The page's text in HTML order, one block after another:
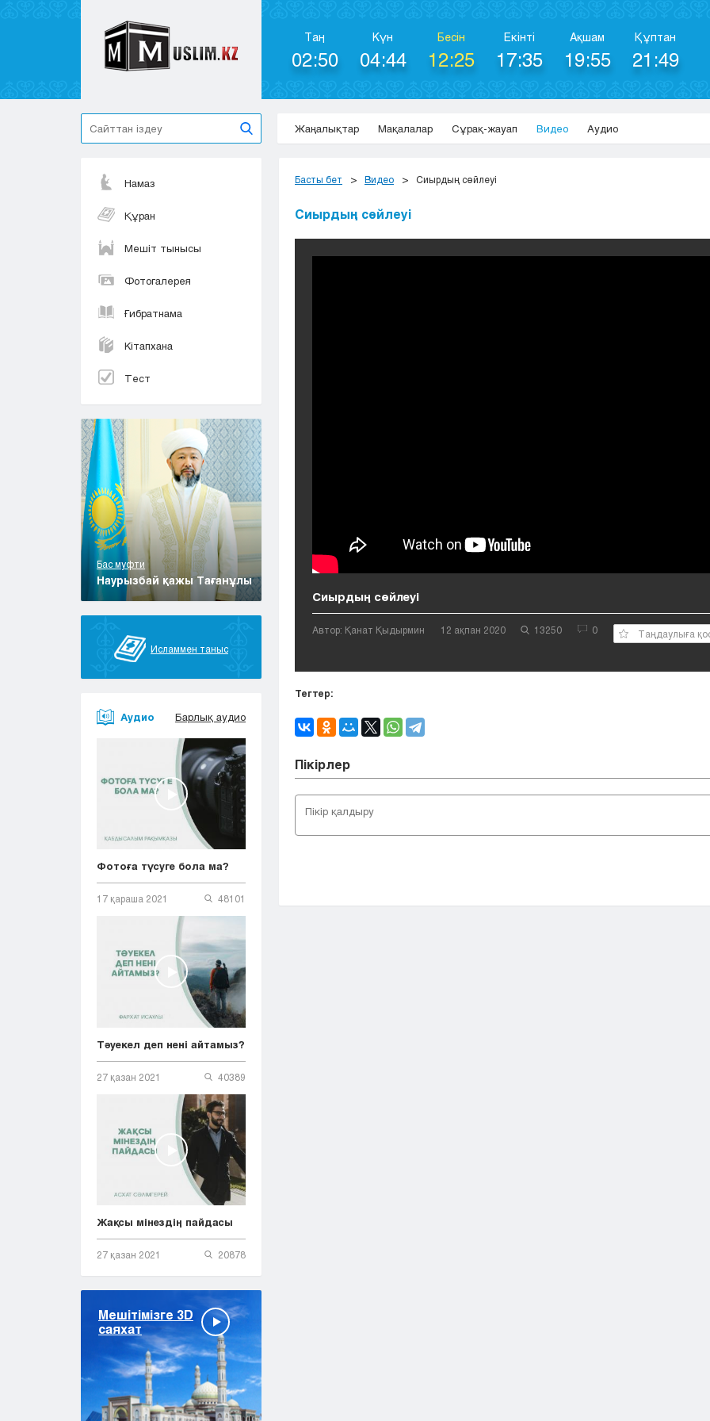
Таң
02:50
Күн
04:44
Бесін
12:25
Екінті
17:35
Ақшам
19:55
Құптан
21:49
Жаңалықтар Мақалалар Сұрақ-жауап Видео Аудио
Намаз
Құран
Мешіт тынысы
Фотогалерея
Ғибратнама
Кітапхана
Тест
Бас муфти
Наурызбай қажы Тағанұлы
Исламмен таныс
Аудио Барлық аудио
Фотоға түсуге бола ма?
17 қараша 2021 48101
Тәуекел деп нені айтамыз?
27 қазан 2021 40389
Жақсы мінездің пайдасы
27 қазан 2021 20878
Мешітімізге 3D
саяхат
Басты бет Видео Сиырдың сөйлеуі
Сиырдың сөйлеуі
Сиырдың сөйлеуі
Автор: Қанат Қыдырмин 12 ақпан 2020 13250 0 Таңдаулыға
Тегтер:
Пікірлер